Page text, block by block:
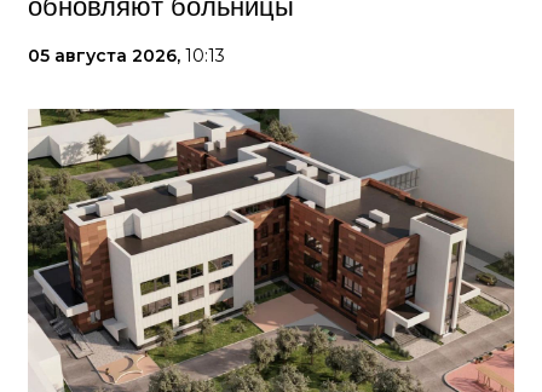
обновляют больницы
05 августа 2026, 10:13